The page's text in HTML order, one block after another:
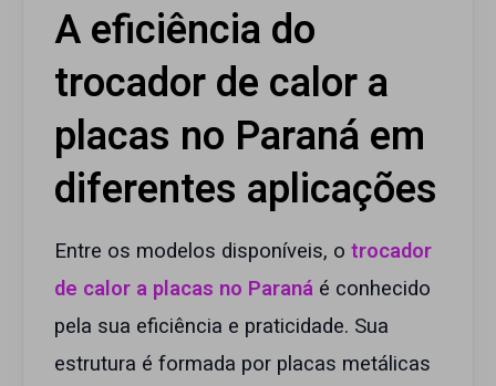
A eficiência do
trocador de calor a
placas no Paraná em
diferentes aplicações
Entre os modelos disponíveis, o trocador
de calor a placas no Paraná é conhecido
pela sua eficiência e praticidade. Sua
estrutura é formada por placas metálicas